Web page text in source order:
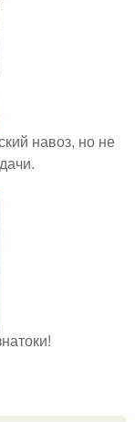
навоз, но не